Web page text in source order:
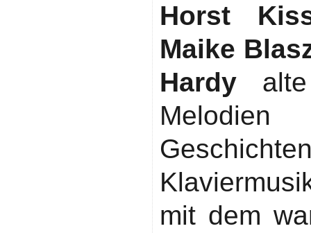
Horst
Maike
Hardy alte
mit dem